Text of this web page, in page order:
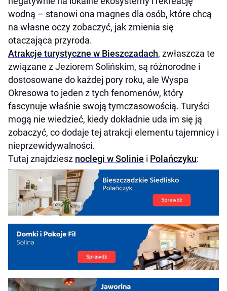
wodną – stanowi ona magnes dla osób, które chcą
na własne oczy zobaczyć, jak zmienia się
otaczająca przyroda.
Atrakcje turystyczne w Bieszczadach, zwłaszcza te
związane z Jeziorem Solińskim, są różnorodne i
dostosowane do każdej pory roku, ale Wyspa
Okresowa to jeden z tych fenomenów, który
fascynuje właśnie swoją tymczasowością. Turyści
mogą nie wiedzieć, kiedy dokładnie uda im się ją
zobaczyć, co dodaje tej atrakcji elementu tajemnicy i
nieprzewidywalności.
Tutaj znajdziesz noclegi w Solinie i Polańczyku: